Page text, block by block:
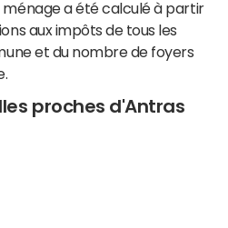
a été calculé à partir
aux impôts de tous les
et du nombre de foyers
proches d'Antras